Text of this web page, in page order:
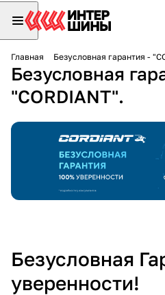
Главная Безусловная гарантия -
Безусловная
"CORDIANT".
Безусловная
уверенности!